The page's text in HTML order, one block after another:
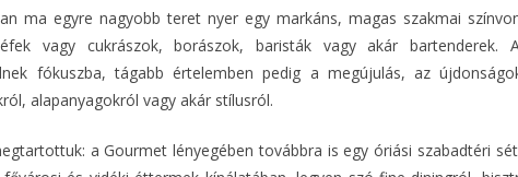
ma egyre nagyobb teret nyer egy markáns, magas szakmai
vagy cukrászok, borászok, baristák vagy akár bartenderek.
fókuszba, tágabb értelemben pedig a megújulás, az
alapanyagokról vagy akár stílusról.
a Gourmet lényegében továbbra is egy óriási szabadtéri